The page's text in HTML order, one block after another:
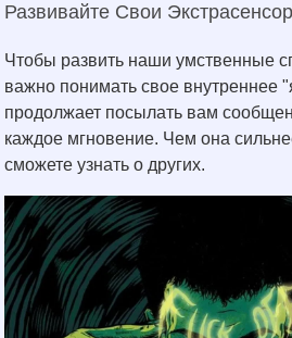
Развивайте Свои
Чтобы развить наши умственные
важно понимать свое внутреннее
продолжает посылать вам
каждое мгновение. Чем она
сможете узнать о других.